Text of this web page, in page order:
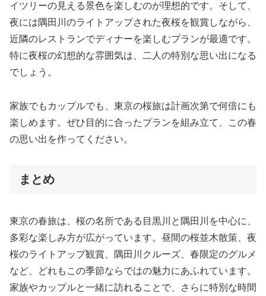
イツリーの見える景色を楽しむのが理想的です。そして、
夜には隅田川のライトアップされた夜桜を観賞しながら、
近隣のレストランでディナーを楽しむプランが最適です。
特に夜桜の幻想的な雰囲気は、二人の特別な思い出になる
でしょう。
家族でもカップルでも、東京の桜旅は計画次第で何倍にも
楽しめます。ぜひ目的に合ったプランを組み立て、この春
の思い出を作ってください。
まとめ
東京の春旅は、桜の名所である目黒川と隅田川を中心に、
多彩な楽しみ方が広がっています。昼間の桜並木散策、夜
桜のライトアップ観賞、隅田川クルーズ、春限定のグルメ
など、どれもこの季節ならではの魅力にあふれています。
家族やカップルと一緒に訪れることで、さらに特別な時間